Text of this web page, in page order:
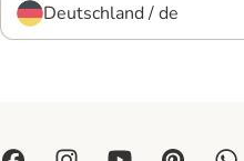
Deutschland / de